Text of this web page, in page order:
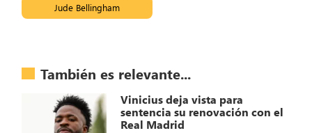
Jude Bellingham
También es relevante...
Vinicius deja vista para
sentencia su renovación con el
Real Madrid